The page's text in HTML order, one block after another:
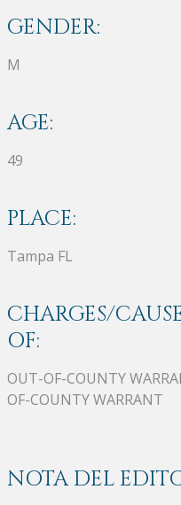
GENDER:
M
AGE:
49
PLACE:
Tampa FL
CHARGES/
OF:
OUT-OF-COUNTY
OF-COUNTY WARRANT
NOTA DEL